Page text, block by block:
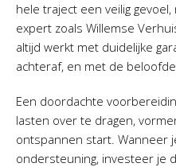
hele traject een veilig
expert zoals Willemse
altijd werkt met duidelijke
achteraf, en met de
Een doordachte
lasten over te dragen,
ontspannen start. Wanneer
ondersteuning, investeer je